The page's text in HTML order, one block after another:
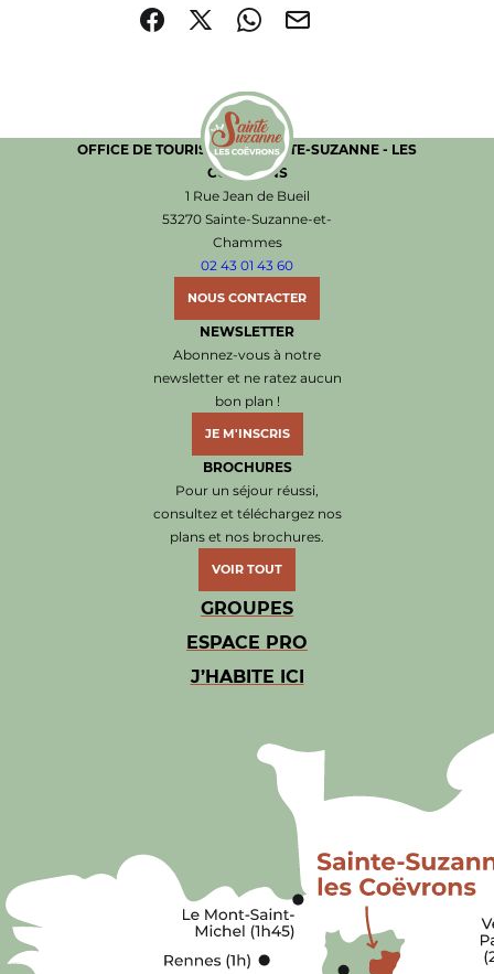
Partager sur Facebook (nouvelle fenêtre)
Partager sur X / Twitter (nouvelle fenêtre)
Partager sur WhatsApp
Partager par mail
Office de Tourisme de Sainte-Suzanne les
OFFICE DE TOURISME DE SAINTE-SUZANNE - LES
COËVRONS
1 Rue Jean de Bueil
53270 Sainte-Suzanne-et-
Chammes
02 43 01 43 60
NOUS CONTACTER
NEWSLETTER
Abonnez-vous à notre
newsletter et ne ratez aucun
bon plan !
JE M'INSCRIS
BROCHURES
Pour un séjour réussi,
consultez et téléchargez nos
plans et nos brochures.
VOIR TOUT
GROUPES
ESPACE PRO
J’HABITE ICI